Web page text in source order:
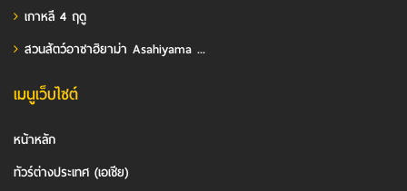
เกาหลี 4 ฤดู
สวนสัตว์อาซาฮิยาม่า Asahiyama ...
เมนูเว็บไซต์
หน้าหลัก
ทัวร์ต่างประเทศ (เอเชีย)